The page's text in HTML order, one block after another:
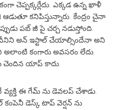
చెప్పక్కర్లేదు. ఎక్కడ ఉన్న ఖాళీ
కనిపిస్తున్నారు. కేంద్రం చైనా
పబ్ జీ పై చర్చ నడుస్తోంది.
అన్ ఇస్టాల్ చేయాల్సిందేనా అని
కంగారు అవసరం లేదు.
చెందిన యాప్ కాదు.
వ్యక్తి ఈ గేమ్ ను డెవలప్ చేశాడు.
డెస్క్ టాప్ వెర్షన్ ను